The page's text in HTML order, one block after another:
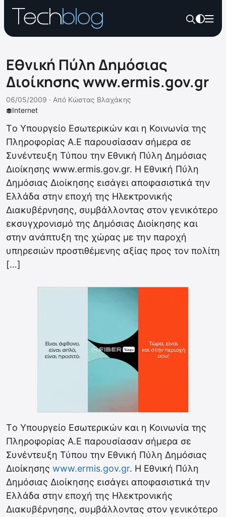
Εθνική Πύλη Δημόσιας
Διοίκησης www.ermis.gov.gr
Internet
06/05/2009 · Από Κώστας Βλαχάκης
Tο Υπουργείο Εσωτερικών και η Κοινωνία της
Πληροφορίας Α.Ε παρουσίασαν σήμερα σε
Συνέντευξη Τύπου την Εθνική Πύλη Δημόσιας
Διοίκησης www.ermis.gov.gr. Η Εθνική Πύλη
Δημόσιας Διοίκησης εισάγει αποφασιστικά την
Ελλάδα στην εποχή της Ηλεκτρονικής
Διακυβέρνησης, συμβάλλοντας στον γενικότερο
εκσυγχρονισμό της Δημόσιας Διοίκησης και
στην ανάπτυξη της χώρας με την παροχή
υπηρεσιών προστιθέμενης αξίας προς τον πολίτη
[…]
Tο Υπουργείο Εσωτερικών και η Κοινωνία της
Πληροφορίας Α.Ε παρουσίασαν σήμερα σε
Συνέντευξη Τύπου την Εθνική Πύλη Δημόσιας
Διοίκησης www.ermis.gov.gr. Η Εθνική Πύλη
Δημόσιας Διοίκησης εισάγει αποφασιστικά την
Ελλάδα στην εποχή της Ηλεκτρονικής
Διακυβέρνησης, συμβάλλοντας στον γενικότερο